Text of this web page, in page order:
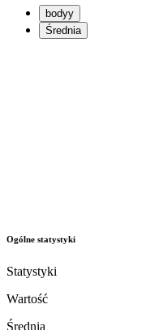
bodyy
Średnia
Ogólne statystyki
Statystyki
Wartość
Średnia